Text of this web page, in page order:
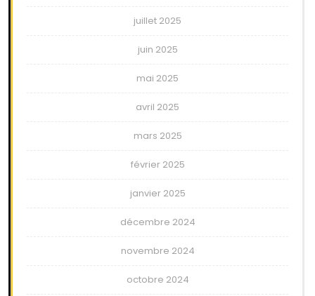
juillet 2025
juin 2025
mai 2025
avril 2025
mars 2025
février 2025
janvier 2025
décembre 2024
novembre 2024
octobre 2024